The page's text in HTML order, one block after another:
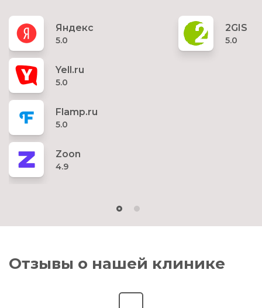
Яндекс
5.0
Yell.ru
5.0
Flamp.ru
5.0
Zoon
4.9
2GIS
5.0
Отзывы о нашей клинике